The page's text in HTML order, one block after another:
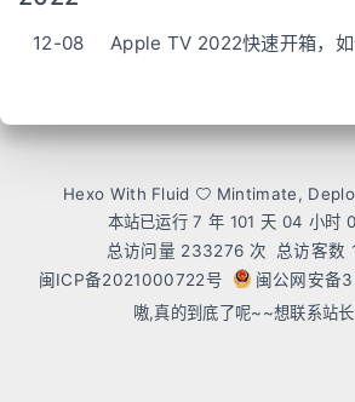
12-08
Hexo With Fluid Mintimate,
本站已运行 7 年 101 天 04 小时
总访问量 233276 次 总访客数
闽ICP备2021000722号
闽公网安备
嗷,真的到底了呢~~想联系站长